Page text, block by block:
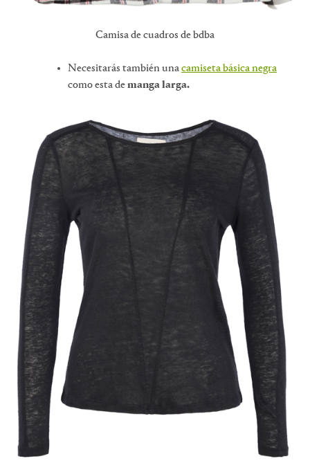
Camisa de cuadros de bdba
Necesitarás también unacamiseta básica negra
como esta demanga larga.